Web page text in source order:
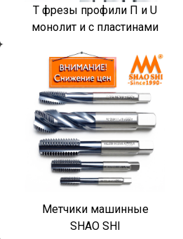
T фрезы профили П и U
монолит и с пластинами
Метчики машинные
SHAO SHI